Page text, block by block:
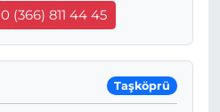
0 (366) 811 44 45
Taşköprü